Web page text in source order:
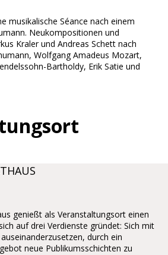
musikalische Séance nach einem
Neukompositionen und
Kraler und Andreas Schett nach
Wolfgang Amadeus Mozart,
Bartholdy, Erik Satie und
genießt als Veranstaltungsort einen
auf drei Verdienste gründet: Sich mit
durch ein
neue Publikumsschichten zu